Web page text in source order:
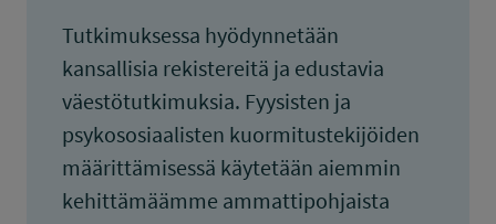
Tutkimuksessa hyödynnetään
kansallisia rekistereitä ja edustavia
väestötutkimuksia. Fyysisten ja
psykososiaalisten kuormitustekijöiden
määrittämisessä käytetään aiemmin
kehittämäämme ammattipohjaista